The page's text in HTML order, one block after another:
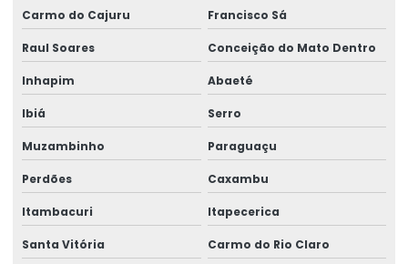
Carmo do Cajuru Francisco Sá
Raul Soares Conceição do Mato Dentro
Inhapim Abaeté
Ibiá Serro
Muzambinho Paraguaçu
Perdões Caxambu
Itambacuri Itapecerica
Santa Vitória Carmo do Rio Claro